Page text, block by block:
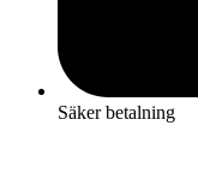
Säker betalning